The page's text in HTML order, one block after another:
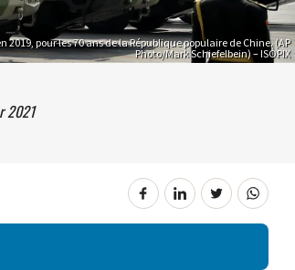
2019, pour les 70 ans de la République populaire de Chine. (AP
Photo/Mark Schiefelbein) – ISOPIX
2021